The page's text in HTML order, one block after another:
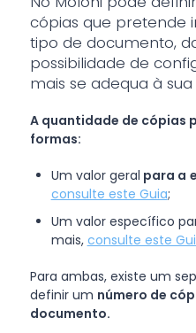
cópias que pretende
tipo de documento,
possibilidade de
mais se adequa à
A quantidade de cópias
formas:
Um valor geral para a
consulte este Guia;
Um valor específico
mais, consulte este
Para ambas, existe um
definir um número de
documento.